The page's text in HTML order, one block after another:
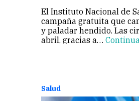
El Instituto Nacional de
campaña gratuita que
y paladar hendido. Las
abril, gracias a…
Salud